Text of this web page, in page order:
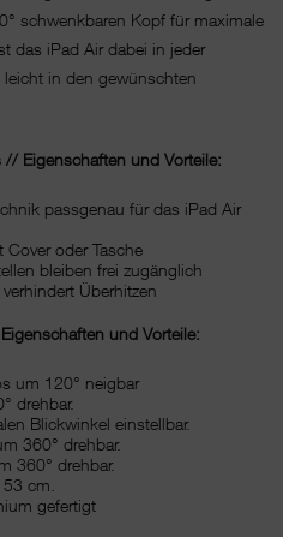
schwenkbaren Kopf für maximale
das iPad Air dabei in jeder
in den gewünschten
Eigenschaften und Vorteile:
passgenau für das iPad Air
oder Tasche
bleiben frei zugänglich
Überhitzen
und Vorteile:
um 120° neigbar
drehbar.
Blickwinkel einstellbar.
360° drehbar.
360° drehbar.
cm.
gefertigt